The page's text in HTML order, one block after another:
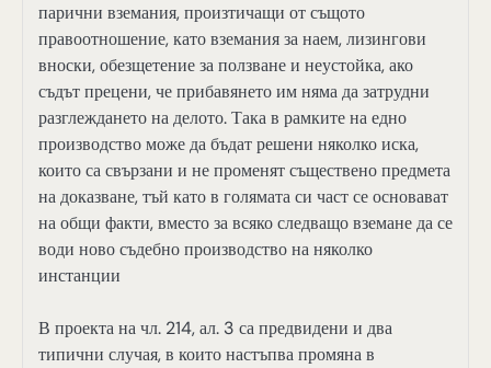
парични вземания, произтичащи от същото
правоотношение, като вземания за наем, лизингови
вноски, обезщетение за ползване и неустойка, ако
съдът прецени, че прибавянето им няма да затрудни
разглеждането на делото. Така в рамките на едно
производство може да бъдат решени няколко иска,
които са свързани и не променят съществено предмета
на доказване, тъй като в голямата си част се основават
на общи факти, вместо за всяко следващо вземане да се
води ново съдебно производство на няколко
инстанции
В проекта на чл. 214, ал. 3 са предвидени и два
типични случая, в които настъпва промяна в